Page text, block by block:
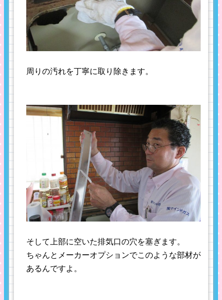
周りの汚れを丁寧に取り除きます。
そして上部に空いた排気口の穴を塞ぎます。
ちゃんとメーカーオプションでこのような部材が
あるんですよ。